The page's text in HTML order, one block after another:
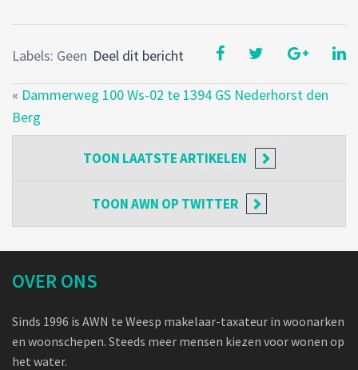
Deel dit bericht
Labels: Geen
« Dammerweg 100 Ws-02 te 1394 GS Nederhorst den
Berg
TOON LAATSTE ARTIKELEN
TOONAWN OP TWITTER
OVER ONS
Sinds 1996 is AWN te Weesp makelaar-taxateur in woonarken
en woonschepen. Steeds meer mensen kiezen voor wonen op
het water.